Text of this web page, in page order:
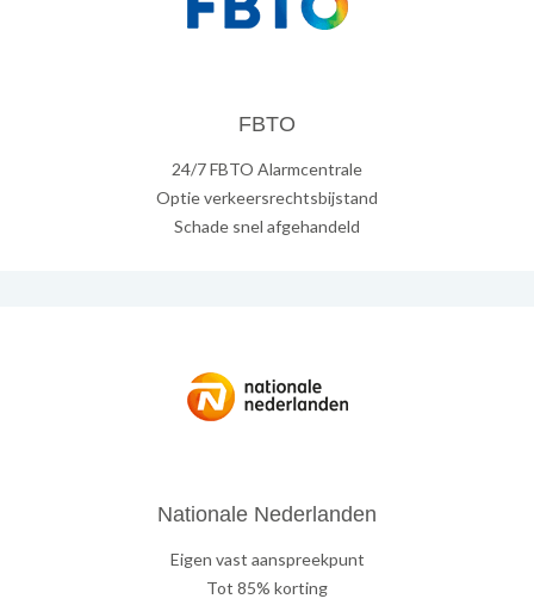
FBTO
24/7 FBTO Alarmcentrale
Optie verkeersrechtsbijstand
Schade snel afgehandeld
Nationale Nederlanden
Eigen vast aanspreekpunt
Tot 85% korting